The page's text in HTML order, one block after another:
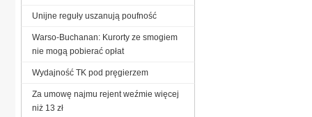
Unijne reguły uszanują poufność
Warso-Buchanan: Kurorty ze smogiem
nie mogą pobierać opłat
Wydajność TK pod pręgierzem
Za umowę najmu rejent weźmie więcej
niż 13 zł